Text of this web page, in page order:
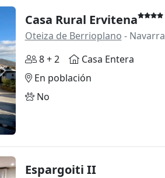
Siguiente
Casa Rural Ervitena
Oteiza de Berrioplano - Navarra
8 + 2
Casa Entera
En población
No
Espargoiti II